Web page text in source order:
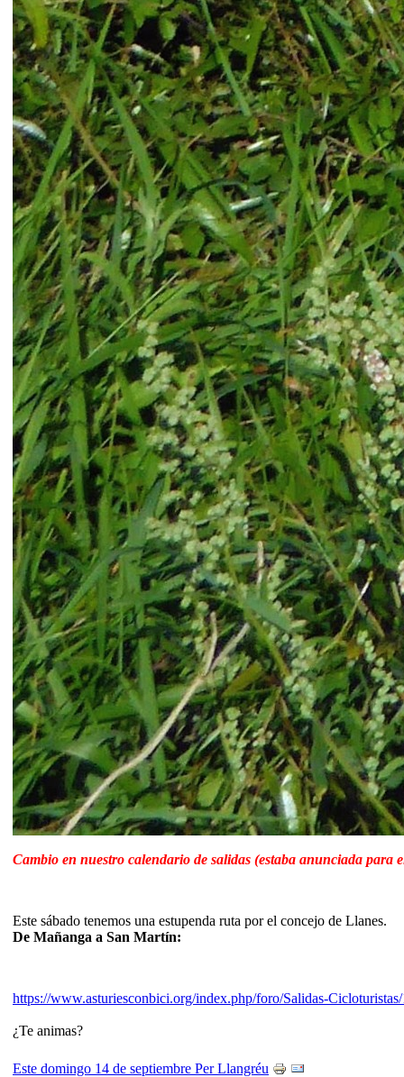
Cambio en nuestro calendario de salidas (estaba anunciada para
Este sábado tenemos una estupenda ruta por el concejo de Llanes.
De Mañanga a San Martín:
https://www.asturiesconbici.org/index.php/foro/Salidas-
¿Te animas?
Este domingo 14 de septiembre Per Llangréu